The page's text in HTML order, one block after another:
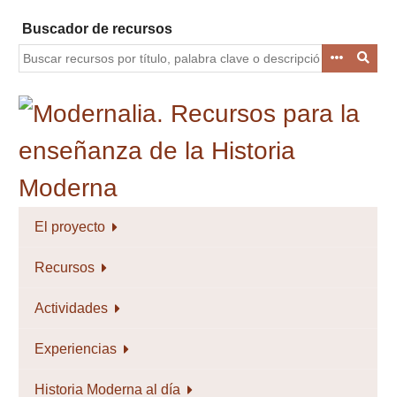
contenido
principal
Buscador de recursos
El proyecto
Recursos
Actividades
Experiencias
Historia Moderna al día